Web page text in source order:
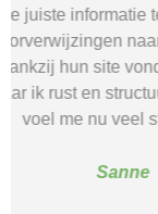
Beschermd-
welke
tijdens
kwam ik bij
bij mij past.